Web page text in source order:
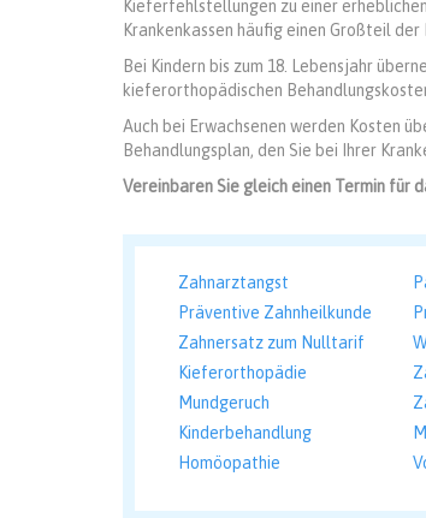
Kieferfehlstellungen zu einer
Krankenkassen häufig einen Großteil der
Bei Kindern bis zum 18. Lebensjahr
kieferorthopädischen
Auch bei Erwachsenen werden Kosten
Behandlungsplan, den Sie bei Ihrer
Vereinbaren Sie gleich einen Termin für
Zahnarztangst
Präventive Zahnheilkunde
Zahnersatz zum Nulltarif
Kieferorthopädie
Mundgeruch
Kinderbehandlung
Homöopathie